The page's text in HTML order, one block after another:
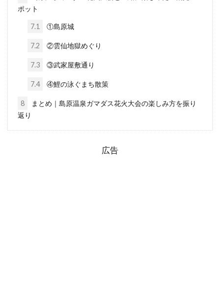
ポット
7.1 ①島原城
7.2 ②雲仙地獄めぐり
7.3 ③武家屋敷通り
7.4 ④鯉の泳ぐまち散策
8
まとめ｜島原温泉ガマダス花火大会の楽しみ方を振り
返り
広告